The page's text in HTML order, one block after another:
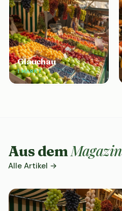
Glauchau
1 MARKT
Aus demMagazin
Alle Artikel →